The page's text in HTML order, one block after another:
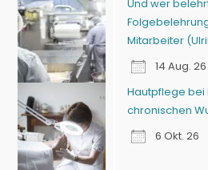
Und wer
Mitarbeiter
14 Aug. 26
Hautpflege bei
chronischen
6 Okt. 26